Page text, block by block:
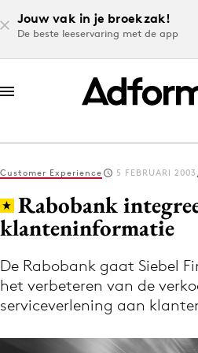
Jouw vak in je broekzak!
De beste leeservaring met de app
Log in
Volg het laatste
Nieuws
Customer Experience 5 FEBRUARI 2003
Rabobank
klanteninformatie
De Rabobank gaat Siebel
het verbeteren van de
serviceverlening aan